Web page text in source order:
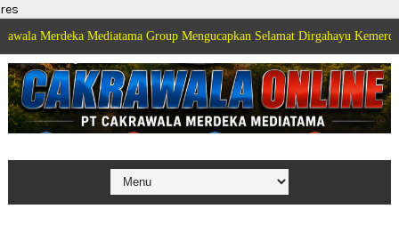
res
Mediatama Group Mengucapkan Selamat Dirgahayu Kemerdekaan